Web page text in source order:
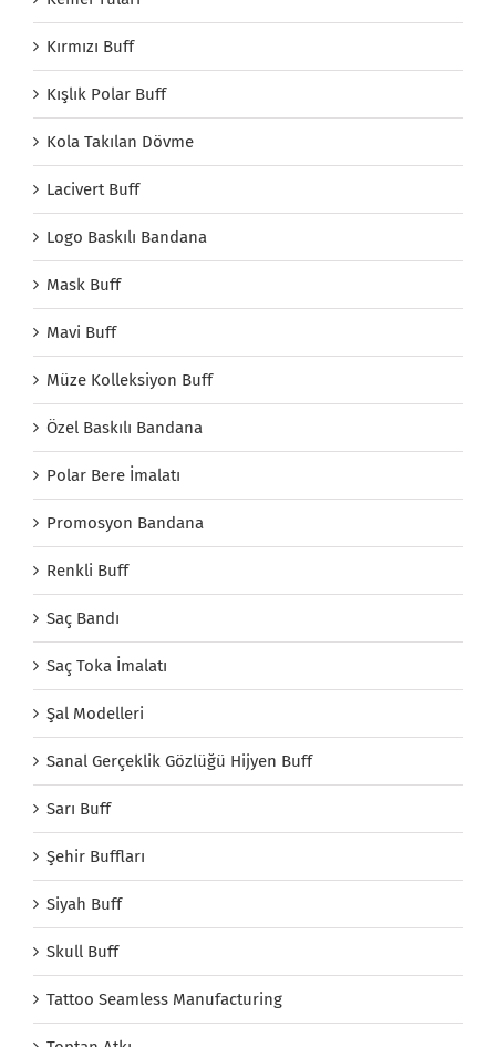
Kırmızı Buff
Kışlık Polar Buff
Kola Takılan Dövme
Lacivert Buff
Logo Baskılı Bandana
Mask Buff
Mavi Buff
Müze Kolleksiyon Buff
Özel Baskılı Bandana
Polar Bere İmalatı
Promosyon Bandana
Renkli Buff
Saç Bandı
Saç Toka İmalatı
Şal Modelleri
Sanal Gerçeklik Gözlüğü Hijyen Buff
Sarı Buff
Şehir Buffları
Siyah Buff
Skull Buff
Tattoo Seamless Manufacturing